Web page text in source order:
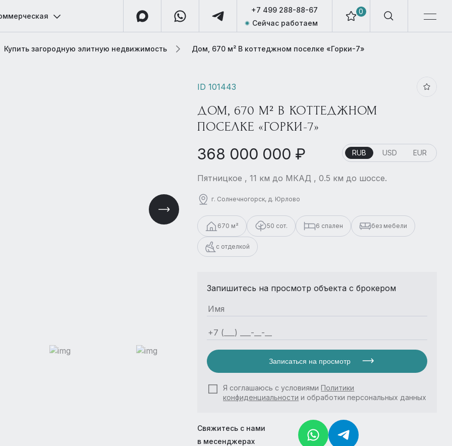
0
+7 499 288-88-67
Сейчас работаем
Купить загородную элитную недвижимость Дом, 670 м² В коттеджном поселке «Горки-7»
ID 101443
ДОМ, 670 М² В КОТТЕДЖНОМ
ПОСЕЛКЕ «ГОРКИ-7»
368 000 000 ₽ RUB USD EUR
Пятницкое , 11 км до МКАД , 0.5 км до шоссе.
г. Солнечногорск, д. Юрлово
670 м² 50 сот. 6 спален без мебели
с отделкой
Запишитесь на просмотр объекта с брокером
Записаться на просмотр
Я соглашаюсь с условиямиПолитики
конфиденциальности и обработки персональных данных
Свяжитесь с нами
в месенджерах